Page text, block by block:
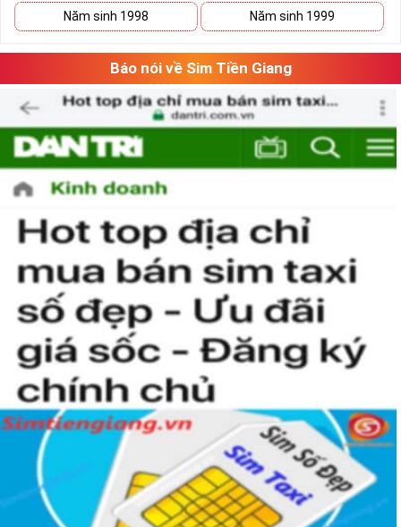
Chọn Mua Sim Số Đẹp Giá Rẻ
Bạn cũng sẽ không có nhiều thời gian để do dự, bởi kho sim
giảm giá sẽ ngày càng cạn kiệt và đến khi đó, dù sim số xấu
nhưng giá bán cao cũng là điều hết sức bình thường.Đôi khi
có một số khách hàng chuyên đi săn lùng những loại sim giảm
giá, sim số đẹp giá rẻ này về bán lại cho những người không
tìm được loại sim giảm giá này để có lãi,
chính vì thế tại sao chúng ta lại không săn lùng sim giảm
giá sim số đẹp giá rẻ này để đầu tư sinh lãi thỏa sức niềm
đam mê sim số đẹp.
Tham khảo thêm:
SỐC Kho Sim Số Đẹp Giá Dưới
500k Siêu Đẹp
Năm sinh 1998 Năm sinh 1999
Báo nói về Sim Tiền Giang